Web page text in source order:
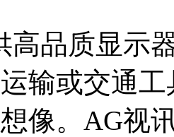
高品质显示
输或交通
像。AG视